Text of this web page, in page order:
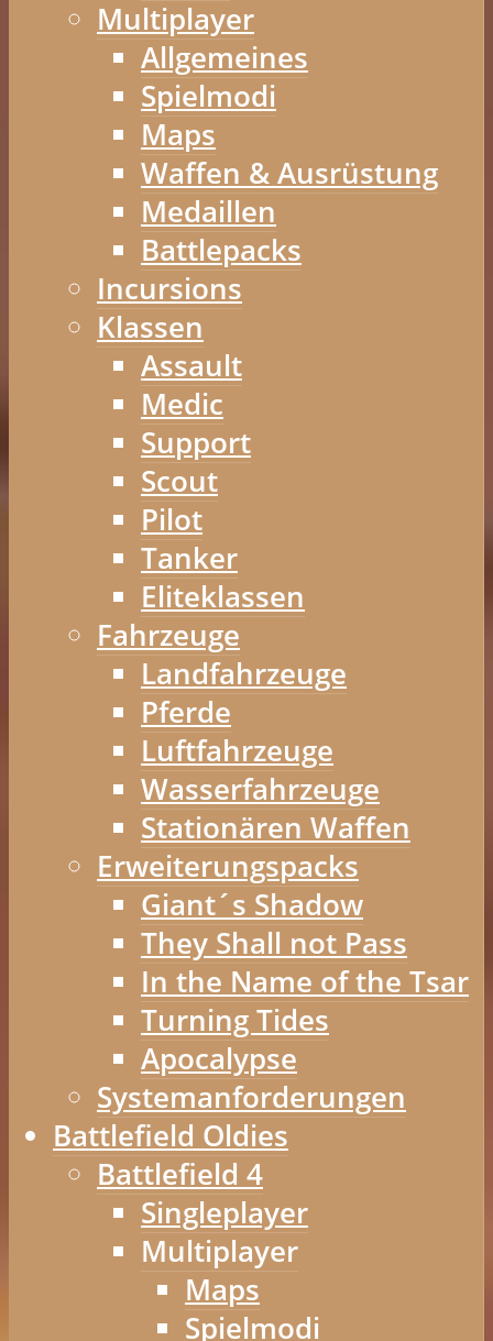
Multiplayer
Allgemeines
Spielmodi
Maps
Waffen & Ausrüstung
Medaillen
Battlepacks
Incursions
Klassen
Assault
Medic
Support
Scout
Pilot
Tanker
Eliteklassen
Fahrzeuge
Landfahrzeuge
Pferde
Luftfahrzeuge
Wasserfahrzeuge
Stationären Waffen
Erweiterungspacks
Giant´s Shadow
They Shall not Pass
In the Name of the Tsar
Turning Tides
Apocalypse
Systemanforderungen
Battlefield Oldies
Battlefield 4
Singleplayer
Multiplayer
Maps
Spielmodi